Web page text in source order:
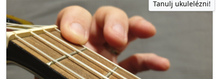
Tanulj ukulelézni!